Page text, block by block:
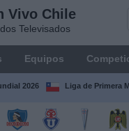
Vivo Chile
Televisados
Equipos
2026 Liga de Primera